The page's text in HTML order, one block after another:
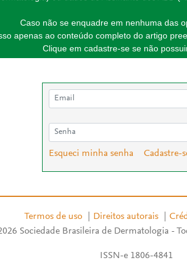
Caso não se enquadre em nenhuma das
apenas ao conteúdo completo do artigo
Clique em cadastre-se se não
Esqueci minha senha Cadastre-
Termos de uso Direitos autorais
Sociedade Brasileira de Dermatologia -
ISSN-e 1806-4841